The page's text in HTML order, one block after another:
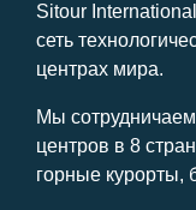
Sitour
сеть
центрах мира.
Мы
центров в 8
горные курорты,